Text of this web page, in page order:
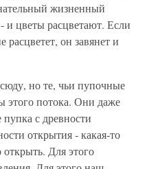
жизненный
и цветы расцветают. Если
расцветет, он завянет и
но те, чьи пупочные
этого потока. Они даже
с древности
открытия - какая-то
Для этого